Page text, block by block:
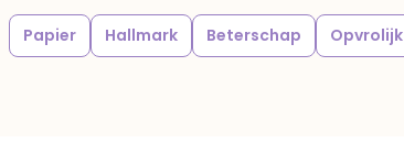
Papier Hallmark Beterschap Opvrolijk